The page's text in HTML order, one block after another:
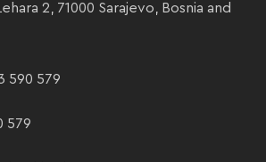
2, 71000 Sarajevo, Bosnia and
590 579
579